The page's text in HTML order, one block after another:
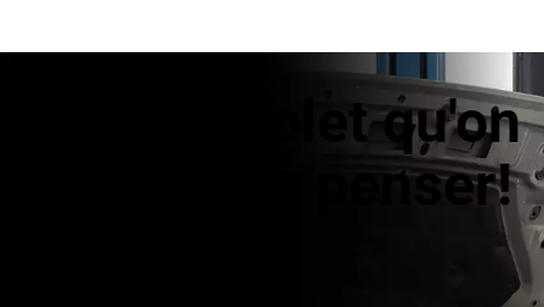
Plus complet qu'on
pourrait le penser!